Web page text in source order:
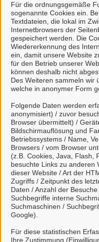
Für die ordnungsgemäße
sogenannte Cookies ein.
Textdateien, die lokal im
Internetbrowsers der
gespeichert werden. Die
Wiedererkennung des
ein, damit unsere Website
für den Betrieb unserer
können deshalb nicht
Des Weiteren sammeln wir
welche in anonymer Form
Folgende Daten werden
anonymisiert) / zuvor
Browser übermittelt) /
Bildschirmauflösung und
Betriebssystems / Name,
Browsers / vom Browser
(z.B. Cookies, Java, Flash,
besuchte Links zu anderen
dieser Website / Art der
Zugriffs / Zeitpunkt des
Daten / Anzahl der
Suchbegriffe interne
Suchmaschinen /
Google).
Für diese statistischen
Ihre Zustimmung
Juristische
Vereinigungen,
kann
natürliche
gewerblich tätig
Eine Nutzung ist aber
Sinne von § 1 Abs. 4
Mit einem Klick auf
Unternehmenskonto"
genommen und
Daten aus Mein
Serviceportal Stadt
So funktioniert´s: